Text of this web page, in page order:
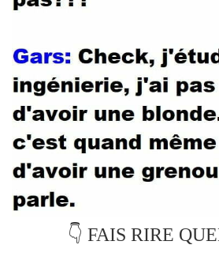
👇 FAIS RIRE